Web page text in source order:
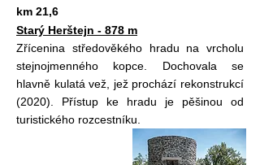
km 21,6
Starý Herštejn - 878 m
Zřícenina středověkého hradu na vrcholu
stejnojmenného kopce. Dochovala se
hlavně kulatá vež, jež prochází rekonstrukcí
(2020). Přístup ke hradu je pěšinou od
turistického rozcestníku.